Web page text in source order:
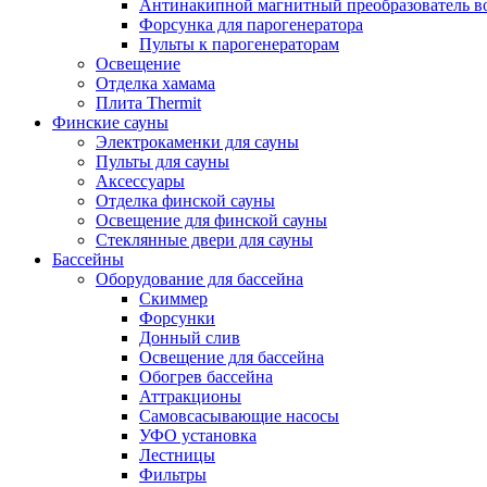
Антинакипной магнитный преобразователь
Форсунка для парогенератора
Пульты к парогенераторам
Освещение
Отделка хамама
Плита Thermit
Финские сауны
Электрокаменки для сауны
Пульты для сауны
Аксессуары
Отделка финской сауны
Освещение для финской сауны
Стеклянные двери для сауны
Бассейны
Оборудование для бассейна
Скиммер
Форсунки
Донный слив
Освещение для бассейна
Обогрев бассейна
Аттракционы
Самовсасывающие насосы
УФО установка
Лестницы
Фильтры